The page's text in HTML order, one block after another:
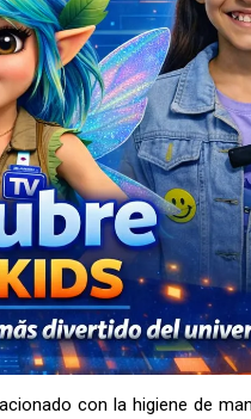
con la higiene de